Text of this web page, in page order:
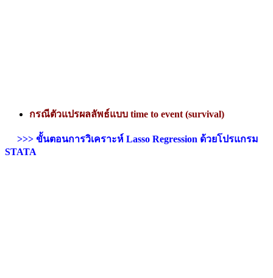
กรณีตัวแปรผลลัพธ์แบบ time to event (survival)
>>> ขั้นตอนการวิเคราะห์ Lasso Regression ด้วยโปรแกรม
STATA